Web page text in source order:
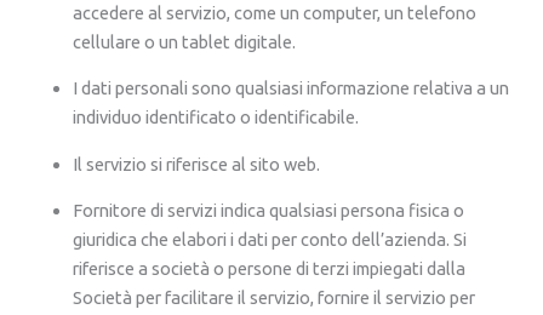
accedere al servizio, come un computer, un telefono
cellulare o un tablet digitale.
I dati personali sono qualsiasi informazione relativa a un
individuo identificato o identificabile.
Il servizio si riferisce al sito web.
Fornitore di servizi indica qualsiasi persona fisica o
giuridica che elabori i dati per conto dell’azienda. Si
riferisce a società o persone di terzi impiegati dalla
Società per facilitare il servizio, fornire il servizio per